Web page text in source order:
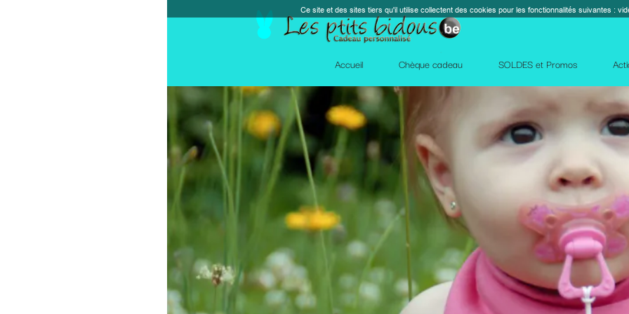
SOLDES et Promos Action Facebook Blog Des
Ce site et des sites tiers qu'il utilise collectent des cookies pour les fonctionnalités suivantes : vidéos, cartes, réseaux sociaux, calendrier,